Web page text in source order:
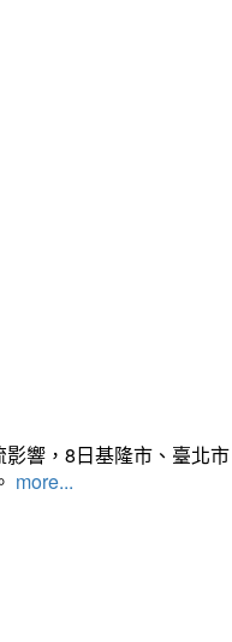
響，8日基隆市、臺北
more...